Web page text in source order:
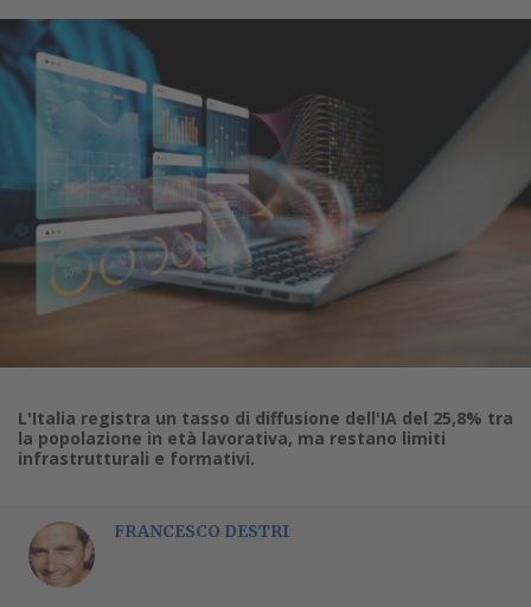
L'Italia registra un tasso di diffusione dell'IA del 25,8% tra
la popolazione in età lavorativa, ma restano limiti
infrastrutturali e formativi.
FRANCESCO DESTRI